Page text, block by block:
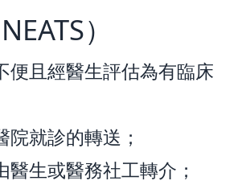
）
便且經醫生評估為有臨床
院就診的轉送；
醫生或醫務社工轉介；